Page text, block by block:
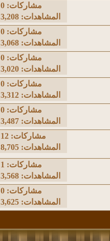
مشاركات: 0
المشاهدات: 3,208
مشاركات: 0
المشاهدات: 3,068
مشاركات: 0
المشاهدات: 3,020
مشاركات: 0
المشاهدات: 3,312
مشاركات: 0
المشاهدات: 3,487
مشاركات: 12
المشاهدات: 8,705
مشاركات: 1
المشاهدات: 3,568
مشاركات: 0
المشاهدات: 3,625